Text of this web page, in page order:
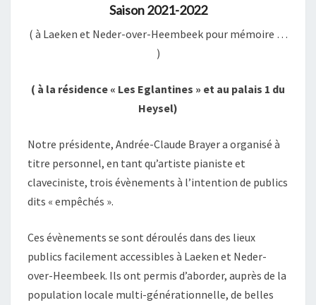
Saison 2021-2022
( à Laeken et Neder-over-Heembeek pour mémoire …
)
( à la résidence « Les Eglantines » et au palais 1 du
Heysel)
Notre présidente, Andrée-Claude Brayer a organisé à
titre personnel, en tant qu’artiste pianiste et
claveciniste, trois évènements à l’intention de publics
dits « empêchés ».
Ces évènements se sont déroulés dans des lieux
publics facilement accessibles à Laeken et Neder-
over-Heembeek. Ils ont permis d’aborder, auprès de la
population locale multi-générationnelle, de belles